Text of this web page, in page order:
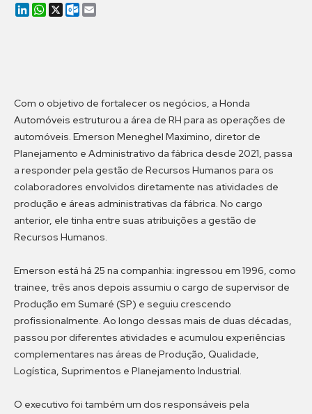
LinkedIn
WhatsApp
X Outlook.com
Com o objetivo de fortalecer os negócios, a Honda
Automóveis estruturou a área de RH para as operações de
automóveis. Emerson Meneghel Maximino, diretor de
Planejamento e Administrativo da fábrica desde 2021, passa
a responder pela gestão de Recursos Humanos para os
colaboradores envolvidos diretamente nas atividades de
produção e áreas administrativas da fábrica. No cargo
anterior, ele tinha entre suas atribuições a gestão de
Recursos Humanos.
Emerson está há 25 na companhia: ingressou em 1996, como
trainee, três anos depois assumiu o cargo de supervisor de
Produção em Sumaré (SP) e seguiu crescendo
profissionalmente. Ao longo dessas mais de duas décadas,
passou por diferentes atividades e acumulou experiências
complementares nas áreas de Produção, Qualidade,
Logística, Suprimentos e Planejamento Industrial.
O executivo foi também um dos responsáveis pela